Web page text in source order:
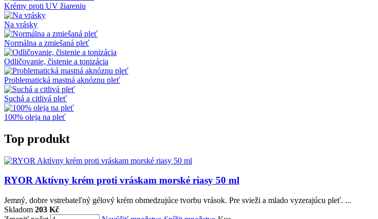
Krémy proti UV žiareniu
Na vrásky
Normálna a zmiešaná pleť
Odličovanie, čistenie a tonizácia
Problematická mastná aknóznu pleť
Suchá a citlivá pleť
100% oleja na pleť
Top produkt
RYOR Aktívny krém proti vráskam morské riasy 50 ml
Jemný, dobre vstrebateľný gélový krém obmedzujúce tvorbu vrások. Pre svieži a mlado vyzerajúcu pleť. ...
Skladom 203 Kč